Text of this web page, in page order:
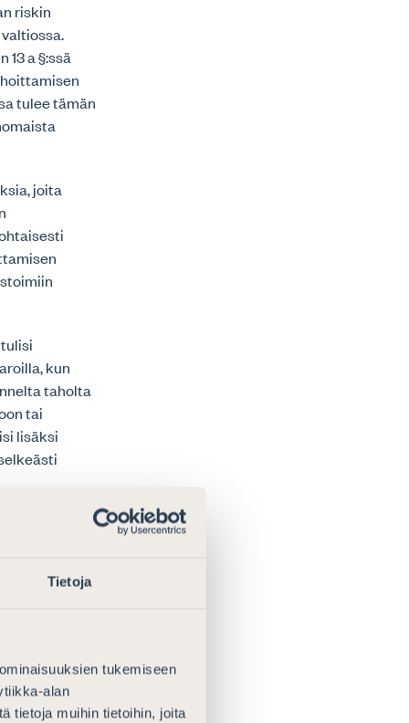
Tietoja
tukemiseen
alan
tietoja muihin tietoihin, joita
riskin
a §:ssä
tulee tämän
joita
kun
taholta
tai
lisäksi
rahoittamisen
riskiarvion